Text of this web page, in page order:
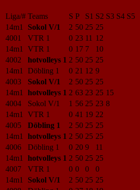
Liga/# Teams S P S1 S2 S3 S4 S5
14m1
Sokol V/1 2 50 25 25
4001
VTR 1 0 23 11 12
14m1
VTR 1 0 17 7
10
4002
hotvolleys 1 2 50 25 25
14m1
Döbling 1 0 21 12 9
4003
Sokol V/1 2 50 25 25
14m1
hotvolleys 1 2 63 23 25 15
4004
Sokol V/1 1 56 25 23 8
14m1
VTR 1 0 41 19 22
4005
Döbling 1 2 50 25 25
14m1
hotvolleys 1 2 50 25 25
4006
Döbling 1 0 20 9
11
14m1
hotvolleys 1 2 50 25 25
4007
VTR 1 0 0 0
0
14m1
Sokol V/1 2 50 25 25